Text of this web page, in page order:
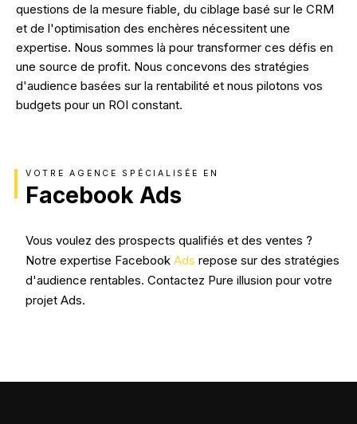
questions de la mesure fiable, du ciblage basé sur le CRM
et de l'optimisation des enchères nécessitent une
expertise. Nous sommes là pour transformer ces défis en
une source de profit. Nous concevons des stratégies
d'audience basées sur la rentabilité et nous pilotons vos
budgets pour un ROI constant.
VOTRE AGENCE SPÉCIALISÉE EN
Facebook Ads
Vous voulez des prospects qualifiés et des ventes ?
Notre expertise Facebook Ads repose sur des stratégies
d'audience rentables. Contactez Pure illusion pour votre
projet Ads.